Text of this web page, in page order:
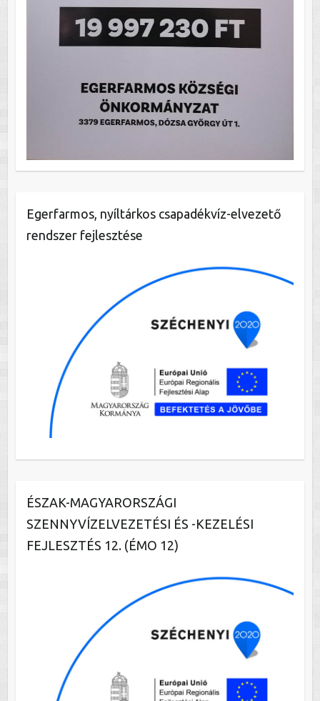
Egerfarmos, nyíltárkos csapadékvíz-elvezető
rendszer fejlesztése
ÉSZAK-MAGYARORSZÁGI
SZENNYVÍZELVEZETÉSI ÉS -KEZELÉSI
FEJLESZTÉS 12. (ÉMO 12)